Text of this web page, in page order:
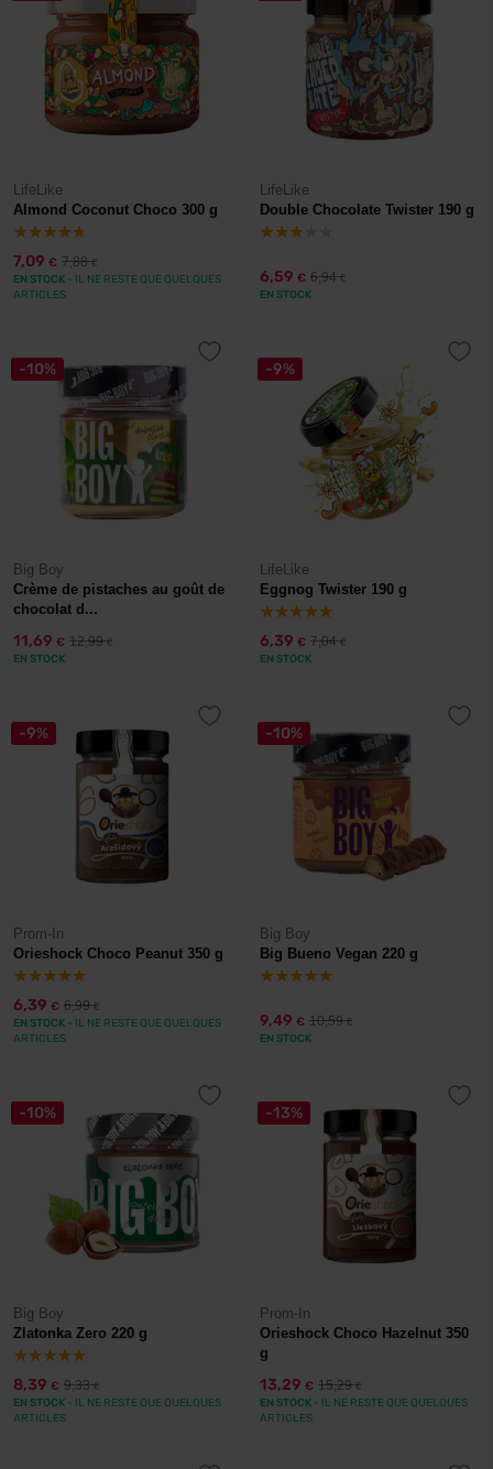
LifeLike
Almond Coconut Choco 300 g
7,09 € 7,88€
EN STOCK - IL NE RESTE QUE QUELQUES
ARTICLES
LifeLike
Double Chocolate Twister 190 g
6,59 € 6,94€
EN STOCK
-10%
Big Boy
Crème de pistaches au goût de
chocolat d...
11,69 € 12,99€
EN STOCK
-9%
LifeLike
Eggnog Twister 190 g
6,39 € 7,04€
EN STOCK
-9%
Prom-In
Orieshock Choco Peanut 350 g
6,39 € 6,99€
EN STOCK - IL NE RESTE QUE QUELQUES
ARTICLES
-10%
Big Boy
Big Bueno Vegan 220 g
9,49 € 10,59€
EN STOCK
-10%
Big Boy
Zlatonka Zero 220 g
8,39 € 9,33€
EN STOCK - IL NE RESTE QUE QUELQUES
ARTICLES
-13%
Prom-In
Orieshock Choco Hazelnut 350
g
13,29 € 15,29€
EN STOCK - IL NE RESTE QUE QUELQUES
ARTICLES